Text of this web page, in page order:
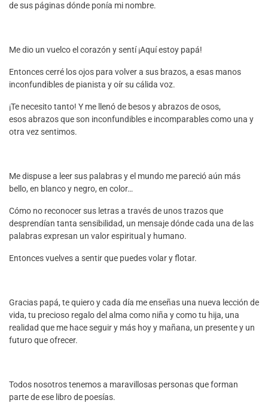
de sus páginas dónde ponía mi nombre.
Me dio un vuelco el corazón y sentí ¡Aquí estoy papá!
Entonces cerré los ojos para volver a sus brazos, a esas manos
inconfundibles de pianista y oír su cálida voz.
¡Te necesito tanto! Y me llenó de besos y abrazos de osos,
esos abrazos que son inconfundibles e incomparables como una y
otra vez sentimos.
Me dispuse a leer sus palabras y el mundo me pareció aún más
bello, en blanco y negro, en color…
Cómo no reconocer sus letras a través de unos trazos que
desprendían tanta sensibilidad, un mensaje dónde cada una de las
palabras expresan un valor espiritual y humano.
Entonces vuelves a sentir que puedes volar y flotar.
Gracias papá, te quiero y cada día me enseñas una nueva lección de
vida, tu precioso regalo del alma como niña y como tu hija, una
realidad que me hace seguir y más hoy y mañana, un presente y un
futuro que ofrecer.
Todos nosotros tenemos a maravillosas personas que forman
parte de ese libro de poesías.